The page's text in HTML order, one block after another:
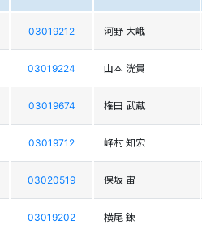
03019212 河野 大峨
03019224 山本 洸貴
03019674 権田 武蔵
03019712 峰村 知宏
03020519 保坂 宙
03019202 横尾 錬